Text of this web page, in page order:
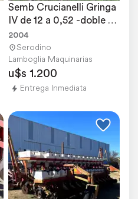
Semb Crucianelli Gringa
IV de 12 a 0,52 -doble
Fert-monitor
2004
Serodino
Lamboglia Maquinarias
u$s 1.200
Entrega Inmediata